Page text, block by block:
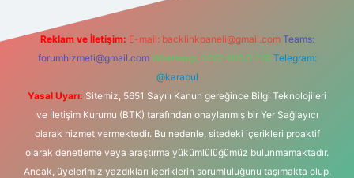
Reklam ve İletişim: E-mail: backlinkpaneli@gmail.com Teams:
forumhizmeti@gmail.com Whatsapp: 0262 606 0 726 Telegram:
@karabul
Yasal Uyarı: Sitemiz, 5651 Sayılı Kanun gereğince Bilgi Teknolojileri
ve İletişim Kurumu (BTK) tarafından onaylanmış bir Yer Sağlayıcı
olarak hizmet vermektedir. Bu nedenle, sitedeki içerikleri proaktif
olarak denetleme veya araştırma yükümlülüğümüz bulunmamaktadır.
Ancak, üyelerimiz yazdıkları içeriklerin sorumluluğunu taşımakta olup,